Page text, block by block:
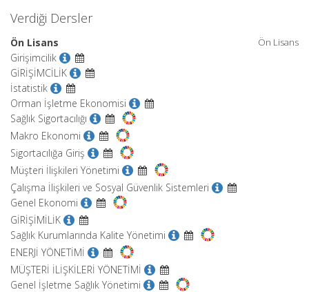
Verdiği Dersler
Ön Lisans
Ön Lisans
Girişimcilik
GİRİŞİMCİLİK
İstatistik
Orman İşletme Ekonomisi
Sağlık Sigortacılığı
Makro Ekonomi
Sigortacılığa Giriş
Müşteri İlişkileri Yönetimi
Çalışma İlişkileri ve Sosyal Güvenlik Sistemleri
Genel Ekonomi
GİRİŞİMİLİK
Sağlık Kurumlarında Kalite Yönetimi
ENERJİ YÖNETİMİ
MÜŞTERİ İLİŞKİLERİ YÖNETİMİ
Genel İşletme Sağlık Yönetimi